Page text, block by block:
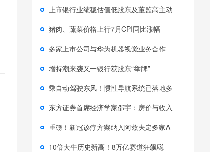
上市银行业绩稳估值低股东及董监高主动
猪肉、蔬菜价格上行7月CPI同比涨幅
多家上市公司与华为机器视觉业务合作
增持潮来袭又一银行获股东“举牌”
乘自动驾驶东风！惯性导航系统已落地多
东方证券首席经济学家邵宇：房价与收入
重磅！新冠诊疗方案纳入阿兹夫定多家A
10倍大牛历史新高！8万亿赛道狂飙聪